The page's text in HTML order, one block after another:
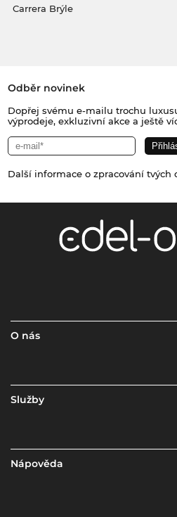
Carrera Brýle
Odběr novinek
Dopřej svému e-mailu trochu
výprodeje, exkluzivní akce a ještě
Další informace o zpracování tvých
O nás
Služby
Nápověda